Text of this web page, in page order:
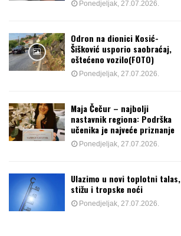
Ponedjeljak, 27.07.2026.
Odron na dionici Kosić-
Šišković usporio saobraćaj,
oštećeno vozilo(FOTO)
Ponedjeljak, 27.07.2026.
Maja Čečur – najbolji
nastavnik regiona: Podrška
učenika je najveće priznanje
Ponedjeljak, 27.07.2026.
Ulazimo u novi toplotni talas,
stižu i tropske noći
Ponedjeljak, 27.07.2026.